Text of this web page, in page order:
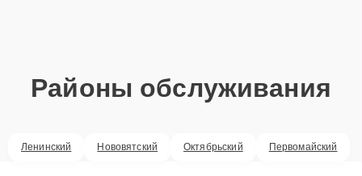
Районы обслуживания
Ленинский Нововятский Октябрьский Первомайский